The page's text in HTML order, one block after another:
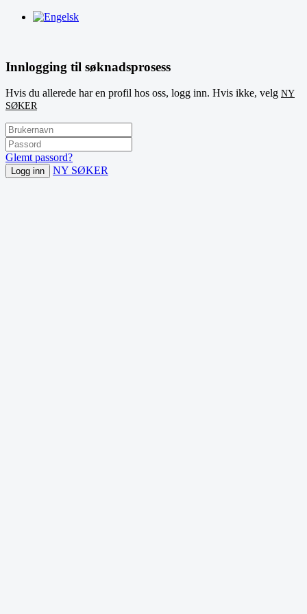
Innlogging til søknadsprosess
Hvis du allerede har en profil hos oss, logg inn. Hvis ikke, velg NY
SØKER
Glemt passord?
Logg inn NY SØKER